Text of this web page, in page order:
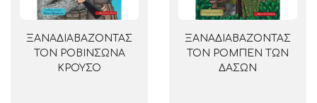
ΞΑΝΑΔΙΑΒΑΖΟΝΤΑΣ
ΤΟΝ ΡΟΒΙΝΣΩΝΑ
ΚΡΟΥΣΟ
ΞΑΝΑΔΙΑΒΑΖΟΝΤΑΣ
ΤΟΝ ΡΟΜΠΕΝ ΤΩΝ
ΔΑΣΩΝ